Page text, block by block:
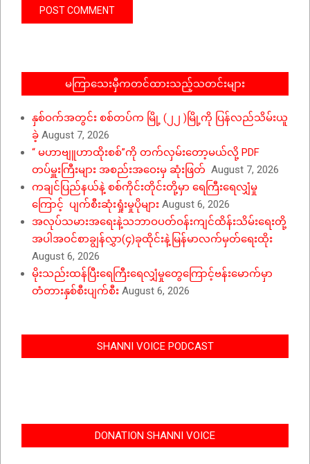
မကြာသေးမှီကတင်ထားသည့်သတင်းများ
နှစ်ဝက်အတွင်း စစ်တပ်က မြို့ (၂၂ )မြို့ကို ပြန်လည်သိမ်းယူ
ခဲ့ August 7, 2026
“ မဟာဗျူဟာထိုးစစ်”ကို တက်လှမ်းတော့မယ်လို့ PDF
တပ်မှူးကြီးများ အစည်းအဝေးမှ ဆုံးဖြတ် August 7, 2026
ကချင်ပြည်နယ်နဲ့ စစ်ကိုင်းတိုင်းတို့မှာ ရေကြီးရေလျှံမှု
ကြောင့် ပျက်စီးဆုံးရှုံးမှုပိုများ August 6, 2026
အလုပ်သမားအရေးနဲ့သဘာဝပတ်ဝန်းကျင်ထိန်းသိမ်းရေးတို့
အပါအဝင်စာချွန်လွှာ(၄)ခုထိုင်းနဲ့မြန်မာလက်မှတ်ရေးထိုး
August 6, 2026
မိုးသည်းထန်ပြီးရေကြီးရေလျှံမှုတွေကြောင့်ဗန်းမောက်မှာ
တံတားနှစ်စီးပျက်စီး August 6, 2026
SHANNI VOICE PODCAST
DONATION SHANNI VOICE